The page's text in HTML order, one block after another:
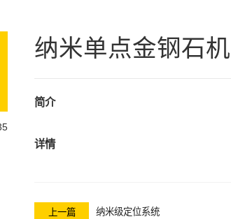
纳米单点金钢石
简介
详情
上一篇 纳米级定位系统